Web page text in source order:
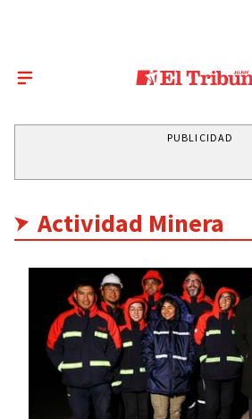
PUBLICIDAD
Actividad Minera